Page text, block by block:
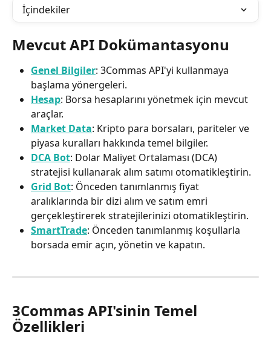
İçindekiler
Mevcut API Dokümantasyonu
Genel Bilgiler: 3Commas API'yi kullanmaya
başlama yönergeleri.​
Hesap: Borsa hesaplarını yönetmek için mevcut
araçlar.​
Market Data: Kripto para borsaları, pariteler ve
piyasa kuralları hakkında temel bilgiler.​
DCA Bot: Dolar Maliyet Ortalaması (DCA)
stratejisi kullanarak alım satımı otomatikleştirin.​
Grid Bot: Önceden tanımlanmış fiyat
aralıklarında bir dizi alım ve satım emri
gerçekleştirerek stratejilerinizi otomatikleştirin.​
SmartTrade: Önceden tanımlanmış koşullarla
borsada emir açın, yönetin ve kapatın.
3Commas API'sinin Temel
Özellikleri